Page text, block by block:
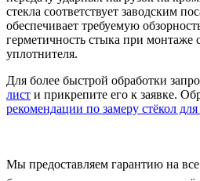
стекла соответствует заводским
обеспечивает требуемую
герметичность стыка при
уплотнителя.
Для более быстрой обработки
лист и прикрепите его к заявке.
рекомендации по замеру стёкол
Мы предоставляем гарантию на